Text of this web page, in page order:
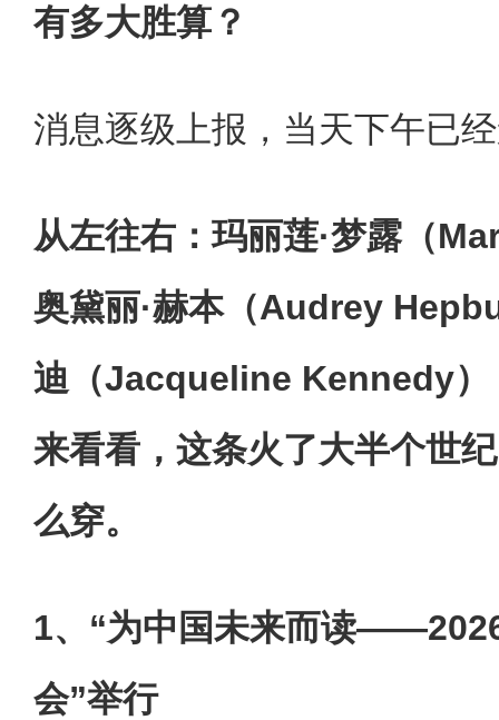
有多大胜算？
消息逐级上报，当天下午已
从左往右：玛丽莲·梦露（
奥黛丽·赫本（Audrey
迪（Jacqueline Kennedy）
来看看，这条火了大半个世
么穿。
1、“为中国未来而读
会”举行